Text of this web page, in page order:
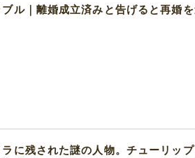
ブル｜離婚成立済みと告げると再婚
ラに残された謎の人物。チューリッ